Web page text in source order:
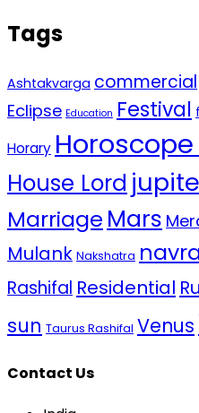
Tags
Ashtakvarga commercial
Eclipse Education Festival
Horary
House Lord
Marriage Mars
Mulank Nakshatra
Rashifal Residential
sun Taurus Rashifal Venus
Contact Us